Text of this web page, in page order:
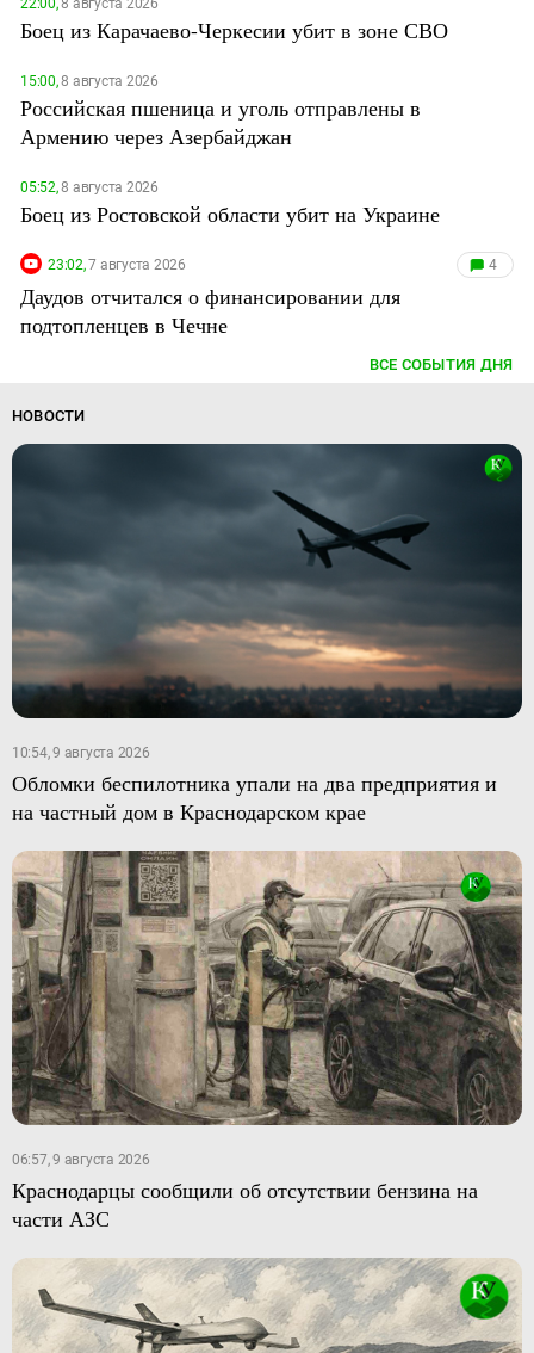
Боец из Карачаево-Черкесии убит в зоне СВО
15:00,8 августа 2026
Российская пшеница и уголь отправлены в
Армению через Азербайджан
05:52,8 августа 2026
Боец из Ростовской области убит на Украине
23:02,7 августа 2026 4
Даудов отчитался о финансировании для
подтопленцев в Чечне
ВСЕ СОБЫТИЯ ДНЯ
НОВОСТИ
10:54, 9 августа 2026
Обломки беспилотника упали на два предприятия и
на частный дом в Краснодарском крае
06:57, 9 августа 2026
Краснодарцы сообщили об отсутствии бензина на
части АЗС